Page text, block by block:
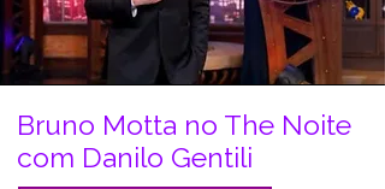
Bruno Motta no The Noite
com Danilo Gentili